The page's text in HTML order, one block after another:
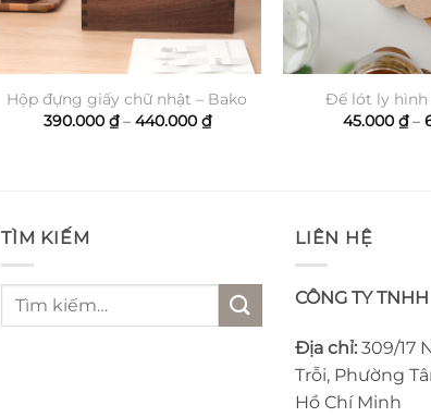
Hộp đựng giấy chữ nhật – Bako
390.000₫ – 440.000₫Khoảng
giá:
Đế lót ly hình
45.000₫ –
TÌM KIẾM
Tìm
LIÊN HỆ
CÔNG TY
Địa chỉ: 309/17
Trỗi, Phường
Hồ Chí Minh